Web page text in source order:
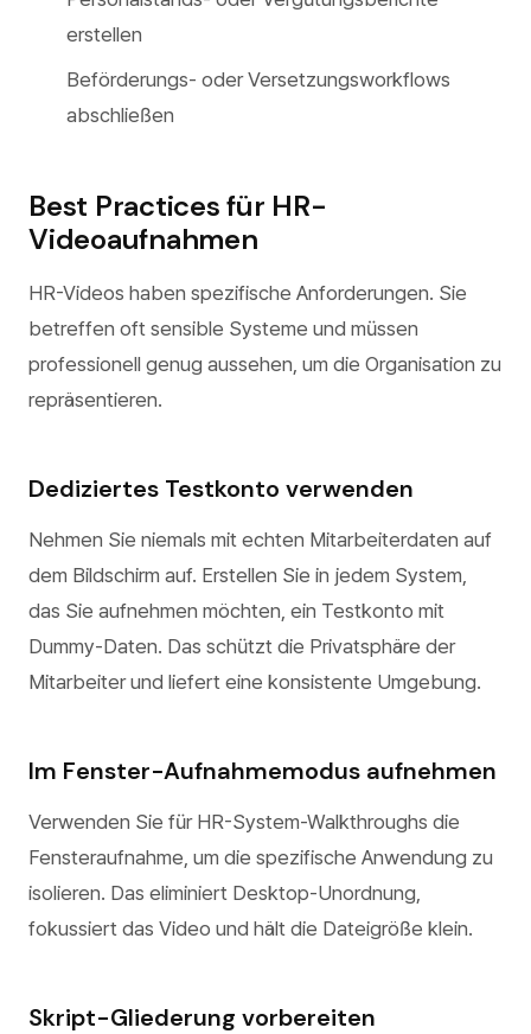
erstellen
Beförderungs- oder Versetzungsworkflows
abschließen
Best Practices für HR-
Videoaufnahmen
HR-Videos haben spezifische Anforderungen. Sie
betreffen oft sensible Systeme und müssen
professionell genug aussehen, um die Organisation zu
repräsentieren.
Dediziertes Testkonto verwenden
Nehmen Sie niemals mit echten Mitarbeiterdaten auf
dem Bildschirm auf. Erstellen Sie in jedem System,
das Sie aufnehmen möchten, ein Testkonto mit
Dummy-Daten. Das schützt die Privatsphäre der
Mitarbeiter und liefert eine konsistente Umgebung.
Im Fenster-Aufnahmemodus aufnehmen
Verwenden Sie für HR-System-Walkthroughs die
Fensteraufnahme, um die spezifische Anwendung zu
isolieren. Das eliminiert Desktop-Unordnung,
fokussiert das Video und hält die Dateigröße klein.
Skript-Gliederung vorbereiten